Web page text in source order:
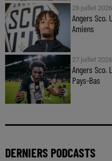
28 juillet 2026
Angers Sco.
Amiens
27 juillet 2026
Angers Sco.
Pays-Bas
DERNIERS PODCASTS